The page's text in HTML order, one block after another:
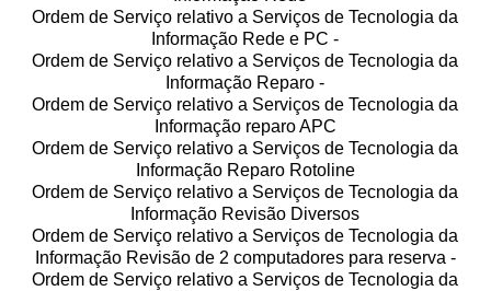
Ordem de Serviço relativo a Serviços de Tecnologia da
Informação Rede e PC -
Ordem de Serviço relativo a Serviços de Tecnologia da
Informação Reparo -
Ordem de Serviço relativo a Serviços de Tecnologia da
Informação reparo APC
Ordem de Serviço relativo a Serviços de Tecnologia da
Informação Reparo Rotoline
Ordem de Serviço relativo a Serviços de Tecnologia da
Informação Revisão Diversos
Ordem de Serviço relativo a Serviços de Tecnologia da
Informação Revisão de 2 computadores para reserva -
Ordem de Serviço relativo a Serviços de Tecnologia da